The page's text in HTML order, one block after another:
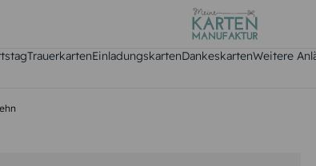
TrauerkartenEinladungskartenDankeskartenWeitere